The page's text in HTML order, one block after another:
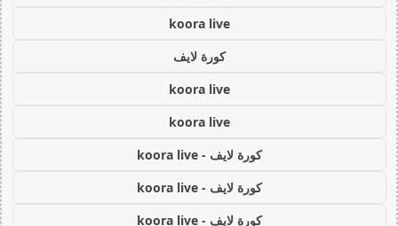
koora live
كورة لايف
koora live
koora live
كورة لايف - koora live
كورة لايف - koora live
كورة لايف - koora live